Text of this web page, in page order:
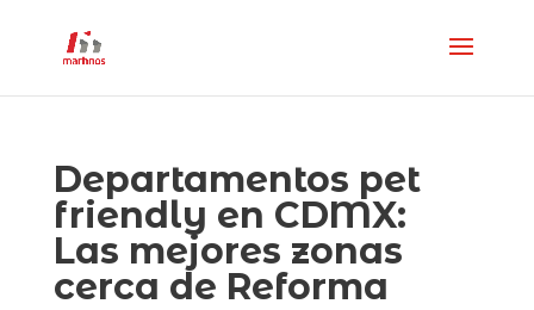
Departamentos pet
friendly en CDMX:
Las mejores zonas
cerca de Reforma